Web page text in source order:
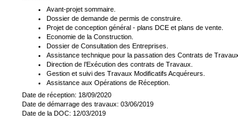
Avant-projet sommaire.
Dossier de demande de permis de construire.
Projet de conception général - plans DCE et plans de vente.
Economie de la Construction.
Dossier de Consultation des Entreprises.
Assistance technique pour la passation des Contrats de
Direction de l’Exécution des contrats de Travaux.
Gestion et suivi des Travaux Modificatifs Acquéreurs.
Assistance aux Opérations de Réception.
Date de réception: 18/09/2020
Date de démarrage des travaux: 03/06/2019
Date de la DOC: 12/03/2019